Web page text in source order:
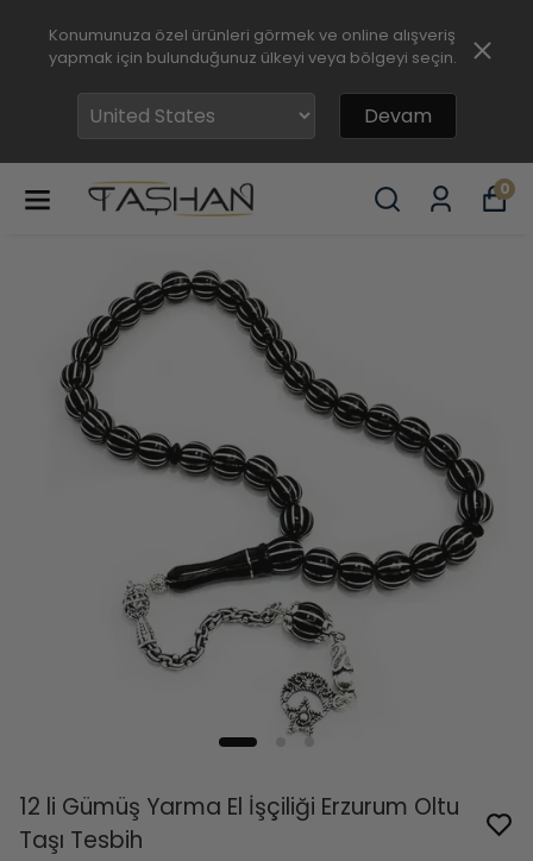
Konumunuza özel ürünleri görmek ve online alışveriş
yapmak için bulunduğunuz ülkeyi veya bölgeyi seçin.
Devam
0
12 li Gümüş Yarma El İşçiliği Erzurum Oltu
Taşı Tesbih